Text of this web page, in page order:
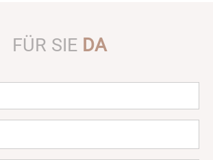
FÜR SIE DA